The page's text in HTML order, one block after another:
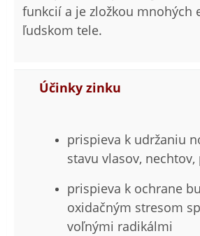
funkcií a je zložkou mnohých
ľudskom tele.
Účinky zinku
prispieva k udržaniu
stavu vlasov,
prispieva k ochrane
oxidačným stresom
voľnými radikálmi